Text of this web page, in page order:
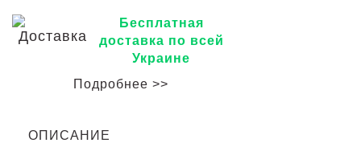
Бесплатная
доставка по всей
Украине
Подробнее >>
ОПИСАНИЕ